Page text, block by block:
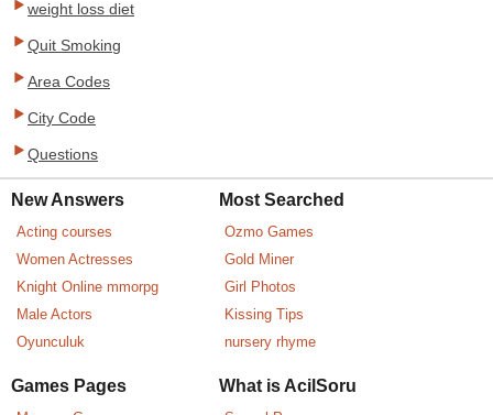
weight loss diet
Quit Smoking
Area Codes
City Code
Questions
New Answers
Acting courses
Women Actresses
Knight Online mmorpg
Male Actors
Oyunculuk
Most Searched
Ozmo Games
Gold Miner
Girl Photos
Kissing Tips
nursery rhyme
Games Pages What is AcilSoru